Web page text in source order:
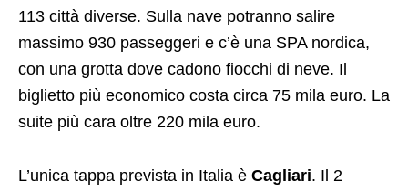
113 città diverse. Sulla nave potranno salire
massimo 930 passeggeri e c’è una SPA nordica,
con una grotta dove cadono fiocchi di neve. Il
biglietto più economico costa circa 75 mila euro. La
suite più cara oltre 220 mila euro.
L’unica tappa prevista in Italia è Cagliari. Il 2